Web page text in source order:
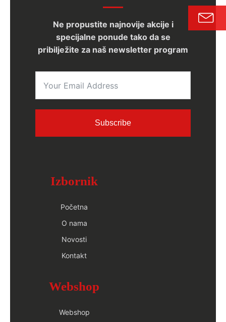
Ne propustite najnovije akcije i
specijalne ponude tako da se
pribilježite za naš newsletter program
Subscribe
Izbornik
Početna
O nama
Novosti
Kontakt
Webshop
Webshop